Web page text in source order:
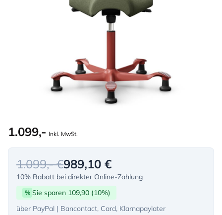
1.099,- Inkl. MwSt.
1.099,- €989,10 €
10% Rabatt bei direkter Online-Zahlung
% Sie sparen 109,90 (10%)
über PayPal | Bancontact, Card, Klarnapaylater